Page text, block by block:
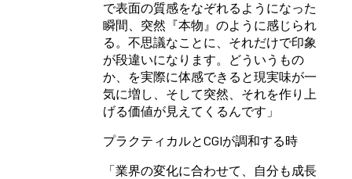
で表面の質感をなぞれるようになった
瞬間、突然『本物』のように感じられ
る。不思議なことに、それだけで印象
が段違いになります。どういうもの
か、を実際に体感できると現実味が一
気に増し、そして突然、それを作り上
げる価値が見えてくるんです」
プラクティカルとCGIが調和する時
「業界の変化に合わせて、自分も成長